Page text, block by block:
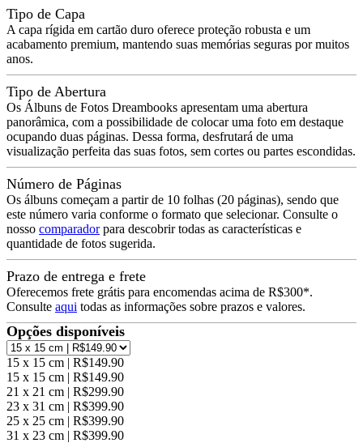
Tipo de Capa
A capa rígida em cartão duro oferece proteção robusta e um
acabamento premium, mantendo suas memórias seguras por muitos
anos.
Tipo de Abertura
Os Álbuns de Fotos Dreambooks apresentam uma abertura
panorâmica, com a possibilidade de colocar uma foto em destaque
ocupando duas páginas. Dessa forma, desfrutará de uma
visualização perfeita das suas fotos, sem cortes ou partes escondidas.
Número de Páginas
Os álbuns começam a partir de 10 folhas (20 páginas), sendo que
este número varia conforme o formato que selecionar. Consulte o
nosso comparadorpara descobrir todas as características e
quantidade de fotos sugerida.
Prazo de entrega e frete
Oferecemos frete grátis para encomendas acima de R$300*.
Consulte aqui todas as informações sobre prazos e valores.
Opções disponíveis
15 x 15 cm | R$149.90
15 x 15 cm | R$149.90
21 x 21 cm | R$299.90
23 x 31 cm | R$399.90
25 x 25 cm | R$399.90
31 x 23 cm | R$399.90